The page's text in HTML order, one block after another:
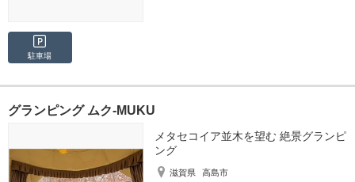
駐車場
グランピング ムク-MUKU
メタセコイア並木を望む 絶景グランピ
ング
滋賀県 高島市